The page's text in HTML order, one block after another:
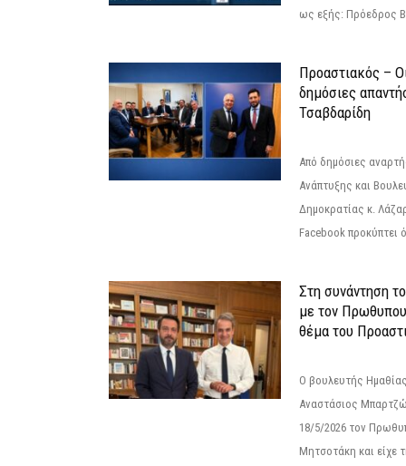
ως εξής: Πρόεδρος
Προαστιακός –
δημόσιες
Τσαβδαρίδη
Από δημόσιες
Ανάπτυξης και
Δημοκρατίας κ.
Facebook προκύπτει
Στη συνάντηση
με τον
θέμα του
Ο βουλευτής
Αναστάσιος
18/5/2026 τον
Μητσοτάκη και είχε